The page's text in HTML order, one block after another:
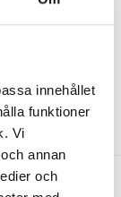
innehållet
funktioner
Vi
annan
och
Midi White
kr 3876 kr